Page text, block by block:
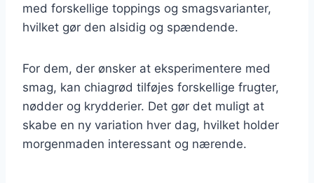
med forskellige toppings og smagsvarianter,
hvilket gør den alsidig og spændende.
For dem, der ønsker at eksperimentere med
smag, kan chiagrød tilføjes forskellige frugter,
nødder og krydderier. Det gør det muligt at
skabe en ny variation hver dag, hvilket holder
morgenmaden interessant og nærende.